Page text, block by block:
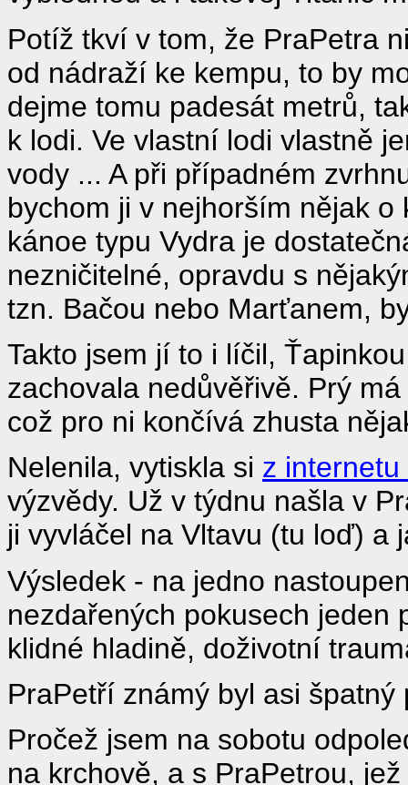
Potíž tkví v tom, že PraPetra
od nádraží ke kempu, to by
dejme tomu padesát metrů,
k lodi. Ve vlastní lodi vlastně
vody ... A při případném
bychom ji v nejhorším nějak
kánoe typu Vydra je
nezničitelné, opravdu s
tzn. Bačou nebo Marťanem,
Takto jsem jí to i líčil,
zachovala nedůvěřivě. Prý
což pro ni končívá zhusta
Nelenila, vytiskla si z
výzvědy. Už v týdnu našla v
ji vyvláčel na Vltavu (tu loď) a
Výsledek - na jedno
nezdařených pokusech jeden
klidné hladině, doživotní
PraPetří známý byl asi
Pročež jsem na sobotu
na krchově, a s PraPetrou,